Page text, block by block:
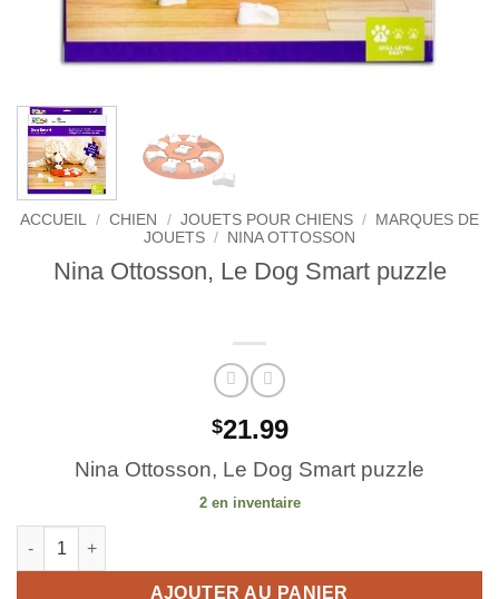
ACCUEIL / CHIEN / JOUETS POUR CHIENS /
MARQUES DE
JOUETS / NINA OTTOSSON
Nina Ottosson, Le Dog Smart puzzle
$21.99
Nina Ottosson, Le Dog Smart puzzle
2 en inventaire
quantité de Nina Ottosson, Le Dog Smart puzzle
AJOUTER AU PANIER